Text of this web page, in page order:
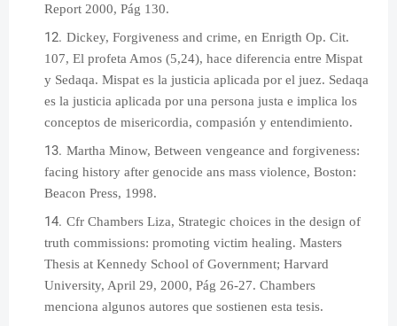
Report 2000, Pág 130.
Dickey, Forgiveness and crime, en Enrigth Op. Cit.
107, El profeta Amos (5,24), hace diferencia entre Mispat
y Sedaqa. Mispat es la justicia aplicada por el juez. Sedaqa
es la justicia aplicada por una persona justa e implica los
conceptos de misericordia, compasión y entendimiento.
Martha Minow, Between vengeance and forgiveness:
facing history after genocide ans mass violence, Boston:
Beacon Press, 1998.
Cfr Chambers Liza, Strategic choices in the design of
truth commissions: promoting victim healing. Masters
Thesis at Kennedy School of Government; Harvard
University, April 29, 2000, Pág 26-27. Chambers
menciona algunos autores que sostienen esta tesis.